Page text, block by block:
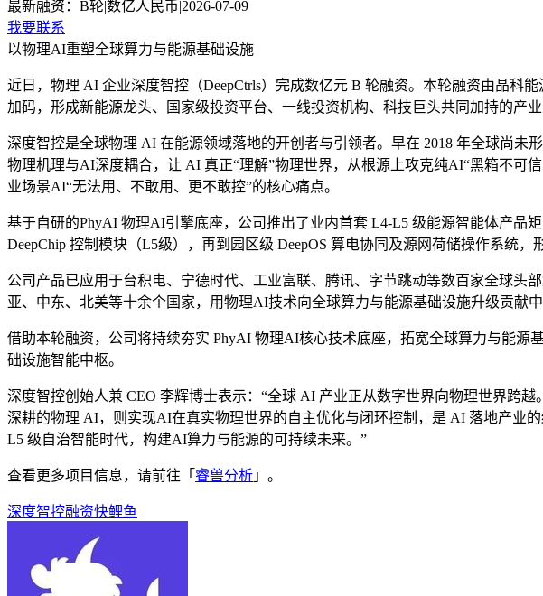
最新融资： B轮|数亿人民币|2026-07-09
我要联系
以物理AI重塑全球算力与能源基础设施
近日，物理 AI 企业深度智控（DeepCtrls）完成数亿元 B 轮融资。本轮融资由晶科
加码，形成新能源龙头、国家级投资平台、一线投资机构、科技巨头共同加持的产
深度智控是全球物理 AI 在能源领域落地的开创者与引领者。早在 2018 年全球尚
物理机理与AI深度耦合，让 AI 真正“理解”物理世界，从根源上攻克纯AI“黑箱不可
业场景AI“无法用、不敢用、更不敢控”的核心痛点。
基于自研的PhyAI 物理AI引擎底座，公司推出了业内首套 L4-L5 级能源智能体产品
DeepChip 控制模块（L5级），再到园区级 DeepOS 算电协同及源网荷储操作系统
公司产品已应用于台积电、宁德时代、工业富联、腾讯、字节跳动等数百家全球头
亚、中东、北美等十余个国家，用物理AI技术向全球算力与能源基础设施升级贡献中
借助本轮融资，公司将持续夯实 PhyAI 物理AI核心技术底座，拓宽全球算力与能
础设施智能中枢。
深度智控创始人兼 CEO 李辉博士表示：“全球 AI 产业正从数字世界向物理世界跨
深耕的物理 AI，则实现AI在真实物理世界的自主优化与闭环控制，是 AI 落地产业
L5 级自治智能时代，构建AI算力与能源的可持续未来。”
查看更多项目信息，请前往「 睿兽分析 」。
深度智控融资快鲤鱼